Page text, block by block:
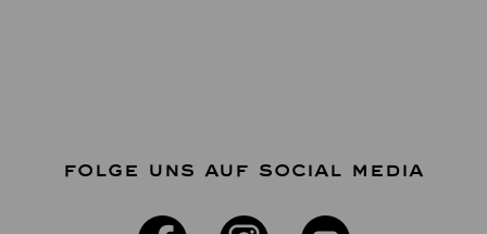
FOLGE UNS AUF SOCIAL MEDIA